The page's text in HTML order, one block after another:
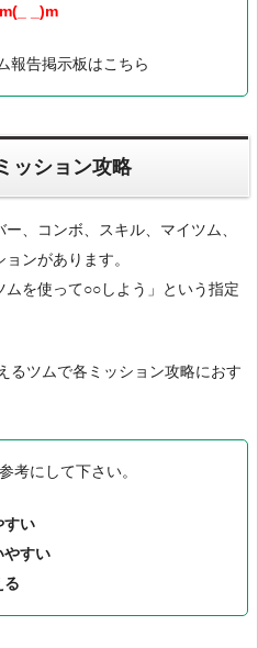
_)m
報告掲示板はこちら
ッション攻略
、コンボ、スキル、マイツム、
ンがあります。
を使って○○しよう」という指定
るツムで各ミッション攻略におす
考にして下さい。
い
すい